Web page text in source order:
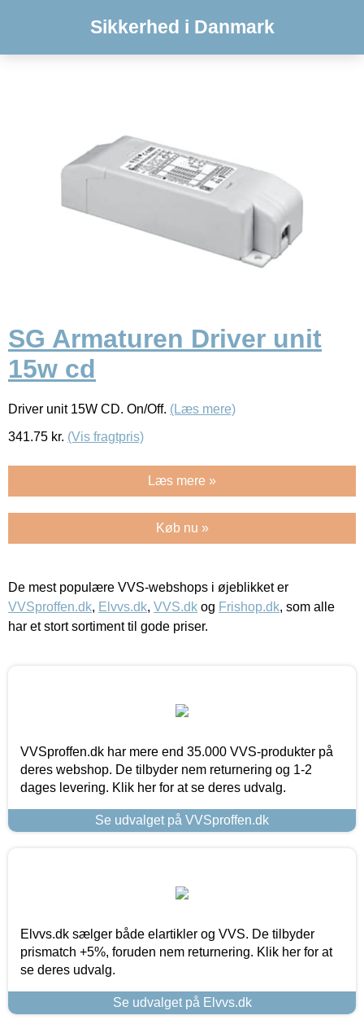
Sikkerhed i Danmark
SG Armaturen Driver unit
15w cd
Driver unit 15W CD. On/Off. (Læs mere)
341.75 kr. (Vis fragtpris)
Læs mere »
Køb nu »
De mest populære VVS-webshops i øjeblikket er
VVSproffen.dk, Elvvs.dk, VVS.dk og Frishop.dk, som alle
har et stort sortiment til gode priser.
VVSproffen.dk har mere end 35.000 VVS-produkter på
deres webshop. De tilbyder nem returnering og 1-2
dages levering. Klik her for at se deres udvalg.
Se udvalget på VVSproffen.dk
Elvvs.dk sælger både elartikler og VVS. De tilbyder
prismatch +5%, foruden nem returnering. Klik her for at
se deres udvalg.
Se udvalget på Elvvs.dk